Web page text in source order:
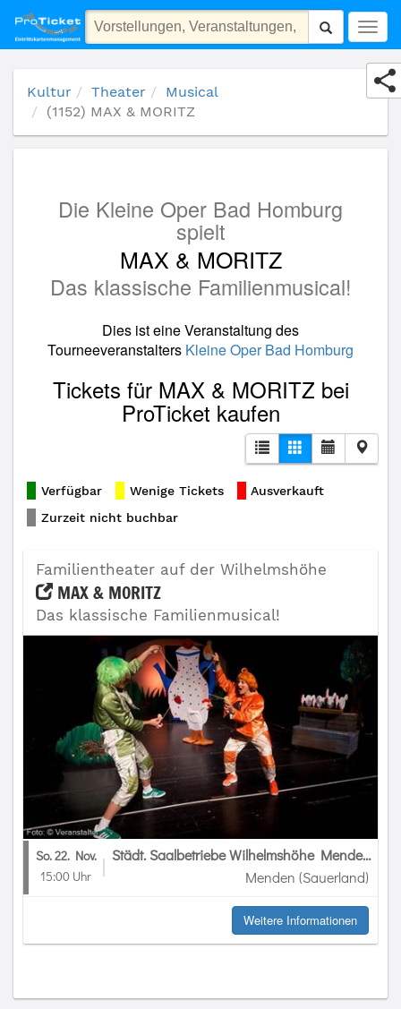
(1152) MAX & MORITZ
Kultur Theater
Musical
(1152) MAX & MORITZ
Die Kleine Oper Bad Homburg
spielt
MAX & MORITZ
Das klassische Familienmusical!
Dies ist eine Veranstaltung des
Tourneeveranstalters Kleine Oper Bad Homburg
Tickets für MAX & MORITZ bei
ProTicket kaufen
Verfügbar Wenige Tickets
Ausverkauft
Zurzeit nicht buchbar
Familientheater auf der Wilhelmshöhe
MAX & MORITZ
Das klassische Familienmusical!
So. 22. Nov.
15:00 Uhr
Städt. Saalbetriebe Wilhelmshöhe Menden
Menden (Sauerland)
Weitere Informationen